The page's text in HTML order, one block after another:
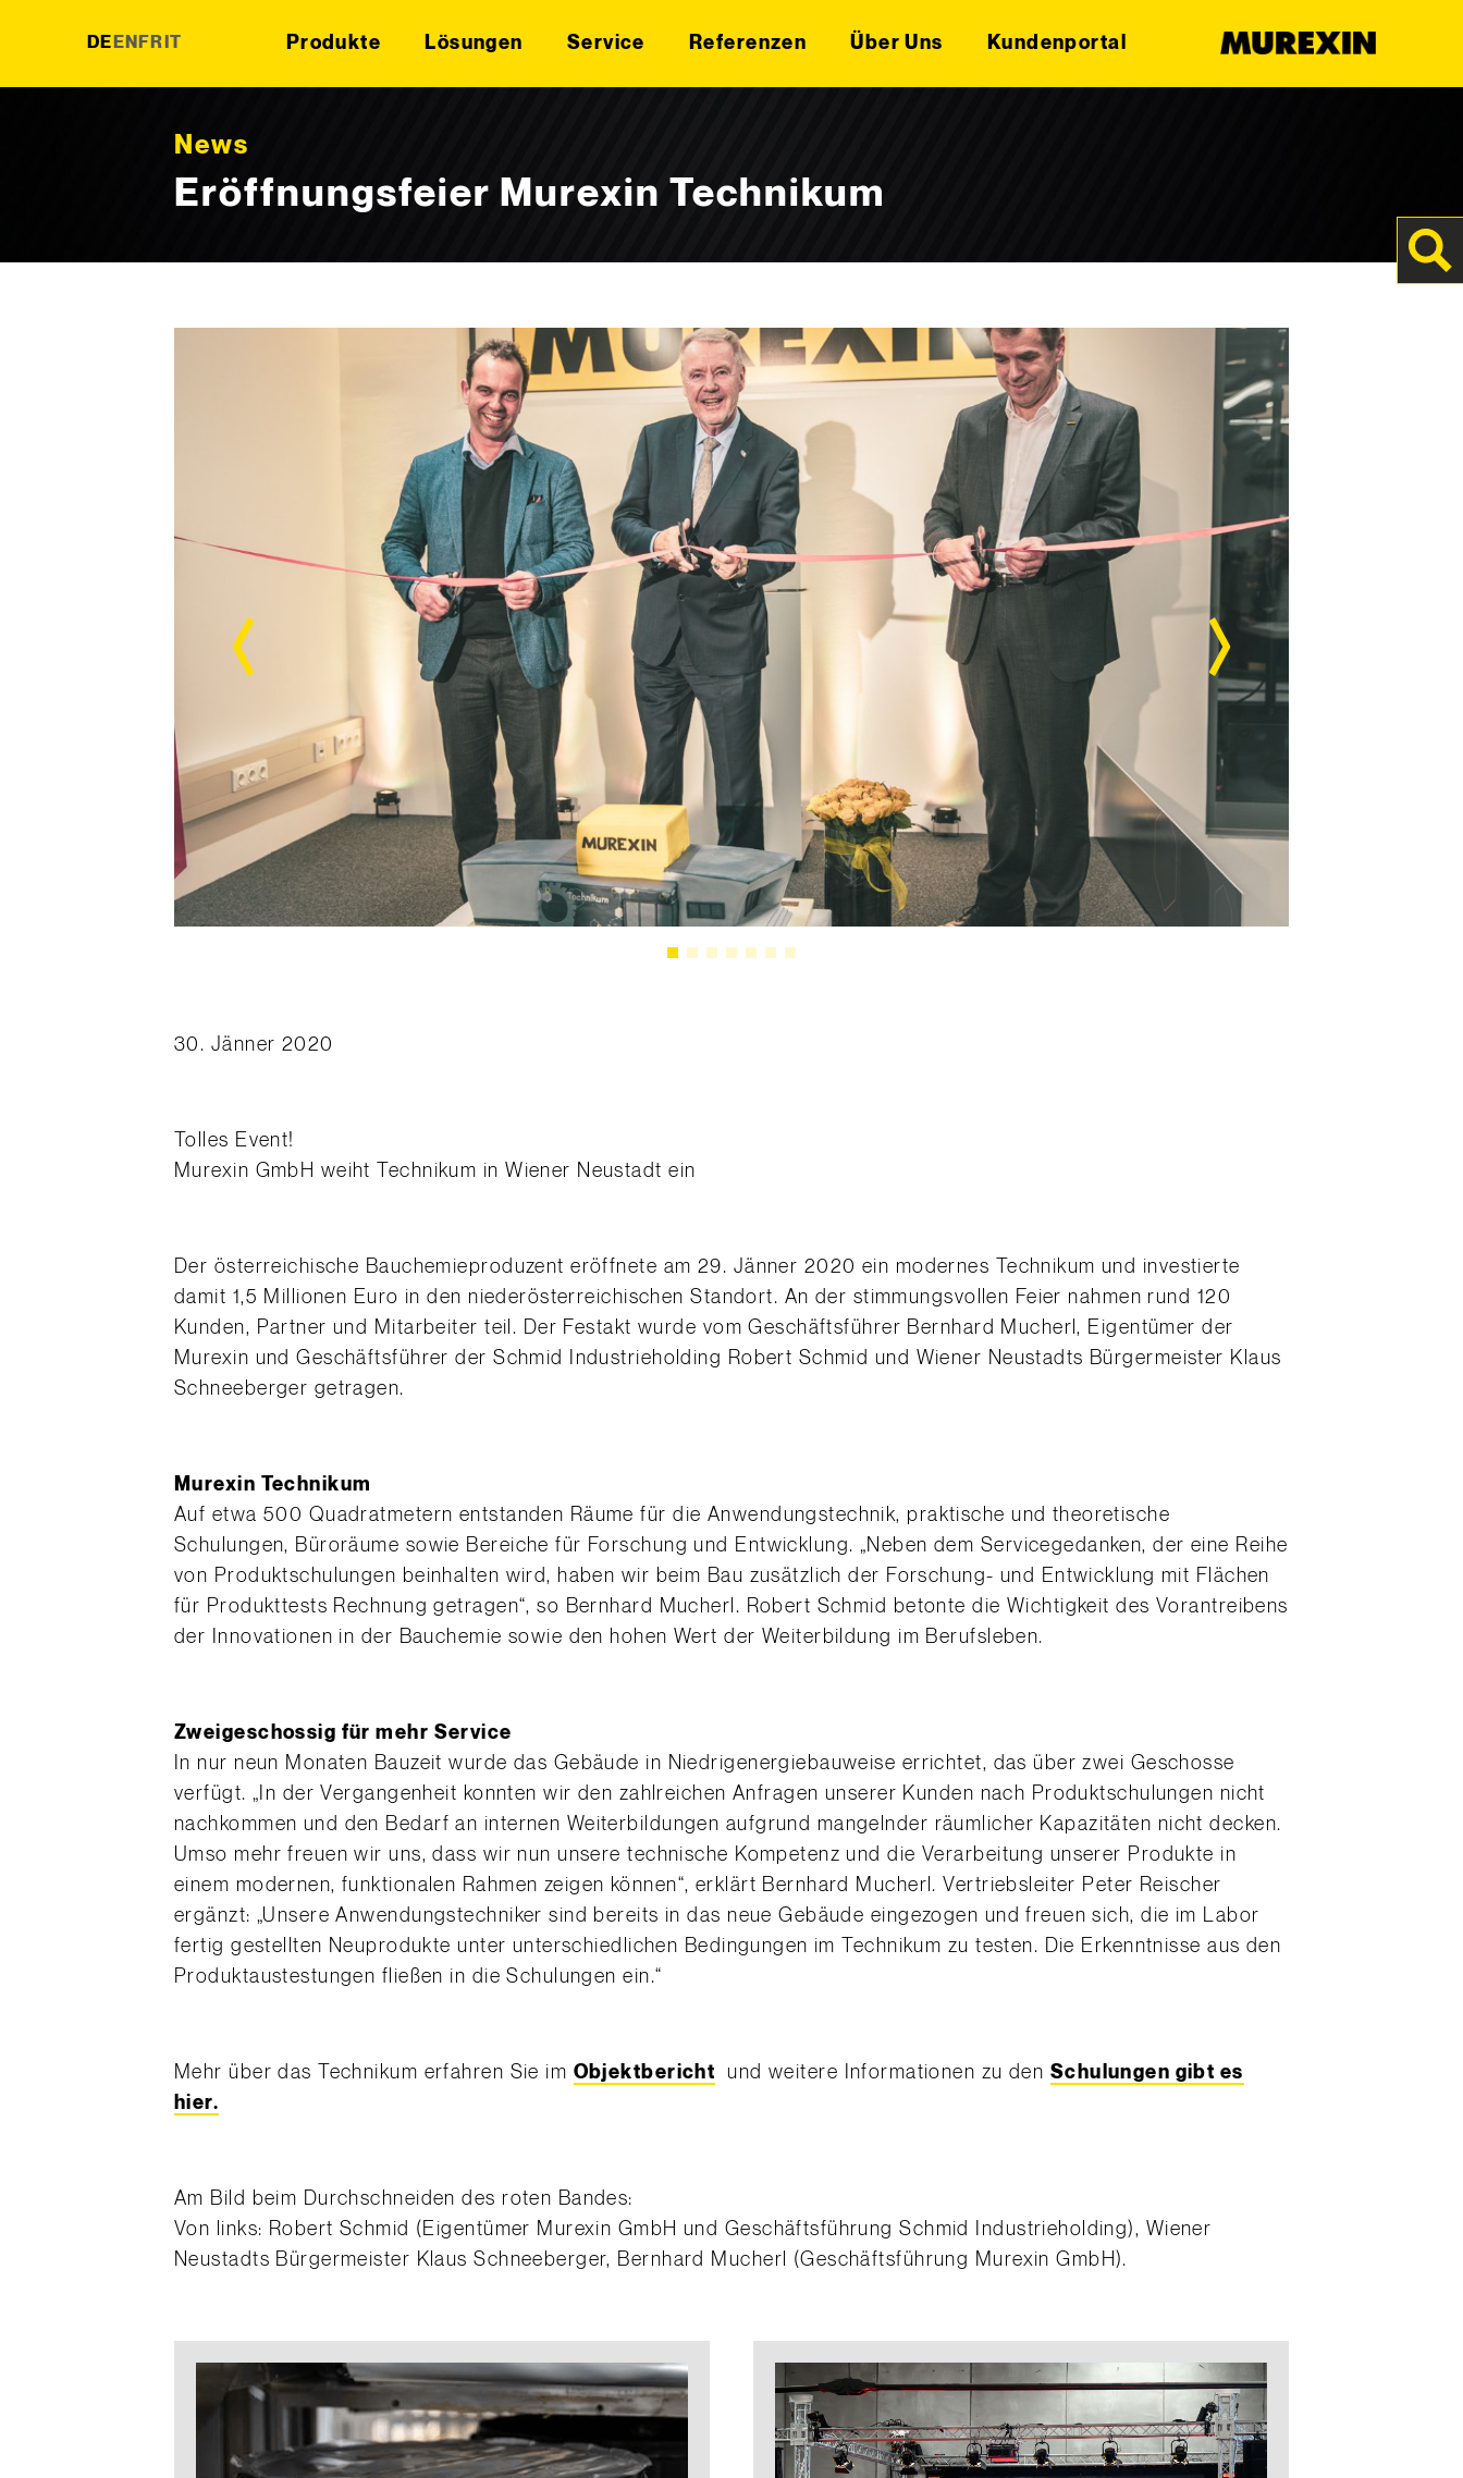
DE EN FR IT Produkte Lösungen Service Referenzen Über Uns Kundenportal
News
Eröffnungsfeier Murexin Technikum
30. Jänner 2020
Tolles Event!
Murexin GmbH weiht Technikum in Wiener Neustadt ein
Der österreichische Bauchemieproduzent eröffnete am 29. Jänner 2020 ein modernes Technikum und investierte
damit 1,5 Millionen Euro in den niederösterreichischen Standort. An der stimmungsvollen Feier nahmen rund 120
Kunden, Partner und Mitarbeiter teil. Der Festakt wurde vom Geschäftsführer Bernhard Mucherl, Eigentümer der
Murexin und Geschäftsführer der Schmid Industrieholding Robert Schmid und Wiener Neustadts Bürgermeister Klaus
Schneeberger getragen.
Murexin Technikum
Auf etwa 500 Quadratmetern entstanden Räume für die Anwendungstechnik, praktische und theoretische
Schulungen, Büroräume sowie Bereiche für Forschung und Entwicklung. „Neben dem Servicegedanken, der eine Reihe
von Produktschulungen beinhalten wird, haben wir beim Bau zusätzlich der Forschung- und Entwicklung mit Flächen
für Produkttests Rechnung getragen“, so Bernhard Mucherl. Robert Schmid betonte die Wichtigkeit des Vorantreibens
der Innovationen in der Bauchemie sowie den hohen Wert der Weiterbildung im Berufsleben.
Zweigeschossig für mehr Service
In nur neun Monaten Bauzeit wurde das Gebäude in Niedrigenergiebauweise errichtet, das über zwei Geschosse
verfügt. „In der Vergangenheit konnten wir den zahlreichen Anfragen unserer Kunden nach Produktschulungen nicht
nachkommen und den Bedarf an internen Weiterbildungen aufgrund mangelnder räumlicher Kapazitäten nicht decken.
Umso mehr freuen wir uns, dass wir nun unsere technische Kompetenz und die Verarbeitung unserer Produkte in
einem modernen, funktionalen Rahmen zeigen können“, erklärt Bernhard Mucherl. Vertriebsleiter Peter Reischer
ergänzt: „Unsere Anwendungstechniker sind bereits in das neue Gebäude eingezogen und freuen sich, die im Labor
fertig gestellten Neuprodukte unter unterschiedlichen Bedingungen im Technikum zu testen. Die Erkenntnisse aus den
Produktaustestungen fließen in die Schulungen ein.“
Mehr über das Technikum erfahren Sie im Objektbericht und weitere Informationen zu den Schulungen gibt es
hier.
Am Bild beim Durchschneiden des roten Bandes:
Von links: Robert Schmid (Eigentümer Murexin GmbH und Geschäftsführung Schmid Industrieholding), Wiener
Neustadts Bürgermeister Klaus Schneeberger, Bernhard Mucherl (Geschäftsführung Murexin GmbH).